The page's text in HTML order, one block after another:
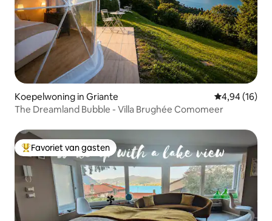
Koepelwoning in Griante Gemiddelde
4,94 (16)
The Dreamland Bubble - Villa Brughée Comomeer
Topfavoriet van gasten
Favoriet van gasten